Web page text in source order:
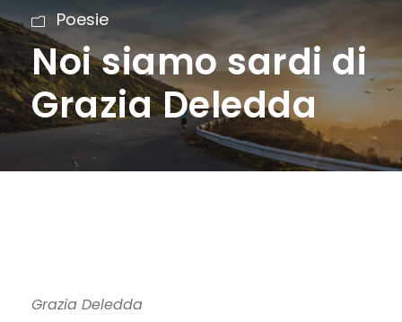
Poesie
Noi siamo sardi di
Grazia Deledda
Grazia Deledda